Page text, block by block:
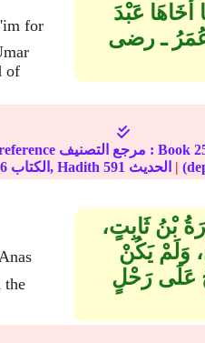
of
عَبْدَ
عُمَرُ ـ رضى
In-book reference مرجع التصنيف : Book
الكتاب, Hadith 591 |
بْنُ ثَابِتٍ،
وَلَمْ يَكُنْ
عَلَى رَحْلٍ